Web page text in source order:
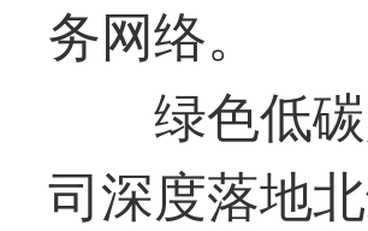
务网络。
绿色低
司深度落地